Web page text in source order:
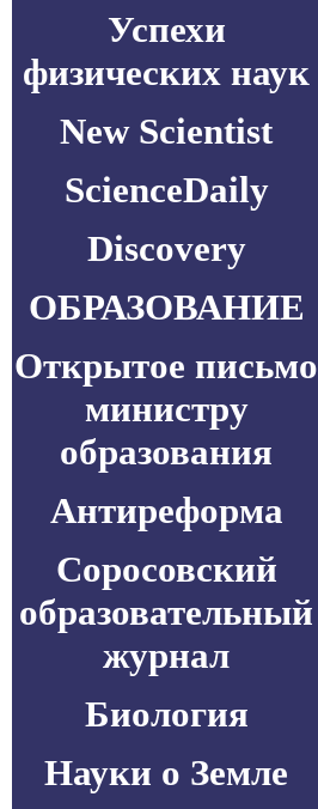
Успехи
физических наук
New Scientist
ScienceDaily
Discovery
ОБРАЗОВАНИЕ
Открытое письмо
министру
образования
Антиреформа
Соросовский
образовательный
журнал
Биология
Науки о Земле